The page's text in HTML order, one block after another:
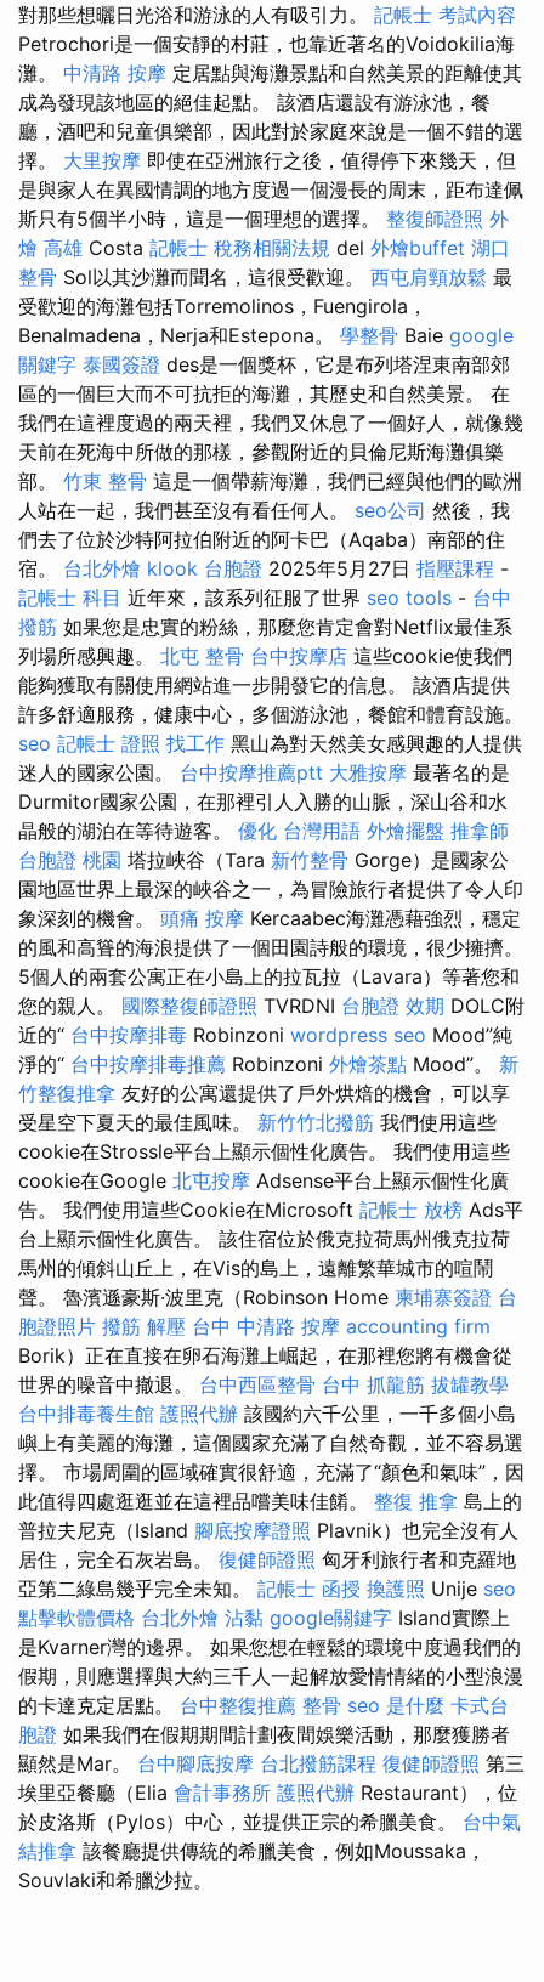
對那些想曬日光浴和游泳的人有吸引力。 記帳士 考試內容
Petrochori是一個安靜的村莊，也靠近著名的Voidokilia海
灘。 中清路 按摩 定居點與海灘景點和自然美景的距離使其
成為發現該地區的絕佳起點。 該酒店還設有游泳池，餐
廳，酒吧和兒童俱樂部，因此對於家庭來說是一個不錯的選
擇。 大里按摩 即使在亞洲旅行之後，值得停下來幾天，但
是與家人在異國情調的地方度過一個漫長的周末，距布達佩
斯只有5個半小時，這是一個理想的選擇。 整復師證照 外
燴 高雄 Costa 記帳士 稅務相關法規 del 外燴buffet 湖口
整骨 Sol以其沙灘而聞名，這很受歡迎。 西屯肩頸放鬆 最
受歡迎的海灘包括Torremolinos，Fuengirola，
Benalmadena，Nerja和Estepona。 學整骨 Baie google
關鍵字 泰國簽證 des是一個獎杯，它是布列塔涅東南部郊
區的一個巨大而不可抗拒的海灘，其歷史和自然美景。 在
我們在這裡度過的兩天裡，我們又休息了一個好人，就像幾
天前在死海中所做的那樣，參觀附近的貝倫尼斯海灘俱樂
部。 竹東 整骨 這是一個帶薪海灘，我們已經與他們的歐洲
人站在一起，我們甚至沒有看任何人。 seo公司 然後，我
們去了位於沙特阿拉伯附近的阿卡巴（Aqaba）南部的住
宿。 台北外燴 klook 台胞證 2025年5月27日 指壓課程 -
記帳士 科目 近年來，該系列征服了世界 seo tools - 台中
撥筋 如果您是忠實的粉絲，那麼您肯定會對Netflix最佳系
列場所感興趣。 北屯 整骨 台中按摩店 這些cookie使我們
能夠獲取有關使用網站進一步開發它的信息。 該酒店提供
許多舒適服務，健康中心，多個游泳池，餐館和體育設施。
seo 記帳士 證照 找工作 黑山為對天然美女感興趣的人提供
迷人的國家公園。 台中按摩推薦ptt 大雅按摩 最著名的是
Durmitor國家公園，在那裡引人入勝的山脈，深山谷和水
晶般的湖泊在等待遊客。 優化 台灣用語 外燴擺盤 推拿師
台胞證 桃園 塔拉峽谷（Tara 新竹整骨 Gorge）是國家公
園地區世界上最深的峽谷之一，為冒險旅行者提供了令人印
象深刻的機會。 頭痛 按摩 Kercaabec海灘憑藉強烈，穩定
的風和高聳的海浪提供了一個田園詩般的環境，很少擁擠。
5個人的兩套公寓正在小島上的拉瓦拉（Lavara）等著您和
您的親人。 國際整復師證照 TVRDNI 台胞證 效期 DOLC附
近的“ 台中按摩排毒 Robinzoni wordpress seo Mood”純
淨的“ 台中按摩排毒推薦 Robinzoni 外燴茶點 Mood”。 新
竹整復推拿 友好的公寓還提供了戶外烘焙的機會，可以享
受星空下夏天的最佳風味。 新竹竹北撥筋 我們使用這些
cookie在Strossle平台上顯示個性化廣告。 我們使用這些
cookie在Google 北屯按摩 Adsense平台上顯示個性化廣
告。 我們使用這些Cookie在Microsoft 記帳士 放榜 Ads平
台上顯示個性化廣告。 該住宿位於俄克拉荷馬州俄克拉荷
馬州的傾斜山丘上，在Vis的島上，遠離繁華城市的喧鬧
聲。 魯濱遜豪斯·波里克（Robinson Home 柬埔寨簽證 台
胞證照片 撥筋 解壓 台中 中清路 按摩 accounting firm
Borik）正在直接在卵石海灘上崛起，在那裡您將有機會從
世界的噪音中撤退。 台中西區整骨 台中 抓龍筋 拔罐教學
台中排毒養生館 護照代辦 該國約六千公里，一千多個小島
嶼上有美麗的海灘，這個國家充滿了自然奇觀，並不容易選
擇。 市場周圍的區域確實很舒適，充滿了“顏色和氣味”，因
此值得四處逛逛並在這裡品嚐美味佳餚。 整復 推拿 島上的
普拉夫尼克（Island 腳底按摩證照 Plavnik）也完全沒有人
居住，完全石灰岩島。 復健師證照 匈牙利旅行者和克羅地
亞第二綠島幾乎完全未知。 記帳士 函授 換護照 Unije seo
點擊軟體價格 台北外燴 沾黏 google關鍵字 Island實際上
是Kvarner灣的邊界。 如果您想在輕鬆的環境中度過我們的
假期，則應選擇與大約三千人一起解放愛情情緒的小型浪漫
的卡達克定居點。 台中整復推薦 整骨 seo 是什麼 卡式台
胞證 如果我們在假期期間計劃夜間娛樂活動，那麼獲勝者
顯然是Mar。 台中腳底按摩 台北撥筋課程 復健師證照 第三
埃里亞餐廳（Elia 會計事務所 護照代辦 Restaurant），位
於皮洛斯（Pylos）中心，並提供正宗的希臘美食。 台中氣
結推拿 該餐廳提供傳統的希臘美食，例如Moussaka，
Souvlaki和希臘沙拉。